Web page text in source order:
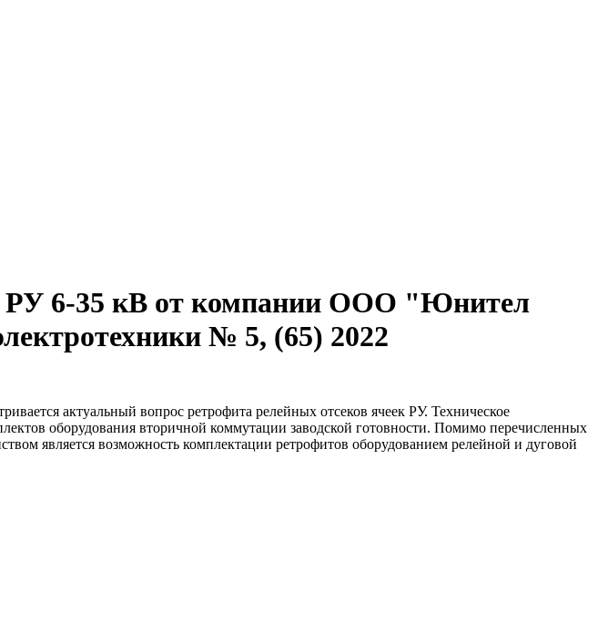
РУ 6-35 кВ от компании ООО "Юнител
№ 5, (65) 2022
актуальный вопрос ретрофита релейных отсеков ячеек РУ. Техническое
оборудования вторичной коммутации заводской готовности. Помимо перечисленных
является возможность комплектации ретрофитов оборудованием релейной и дуговой